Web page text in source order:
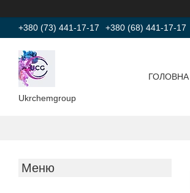
+380 (73) 441-17-17 +380 (68) 441-17-17
Ukrchemgroup
ГОЛОВНА